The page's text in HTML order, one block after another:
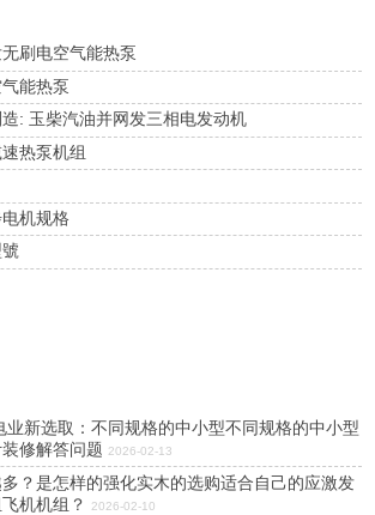
刷电空气能热泵
能热泵
: 玉柴汽油并网发三相电发动机
热泵机组
机规格
业新选取：不同规格的中小型不同规格的中小型
修解答问题 2026-02-13
？是怎样的强化实木的选购适合自己的应激发
机机组？
2026-02-10